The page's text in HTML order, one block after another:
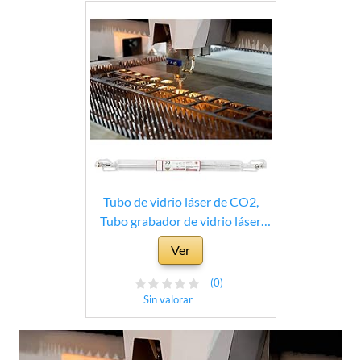
Tubo de vidrio láser de CO2,
Tubo grabador de vidrio láser
profesional, Uso de vidrio de alta
potencia para corte de vidrio
Uso de corte
Ver
Sin valorar
(0)